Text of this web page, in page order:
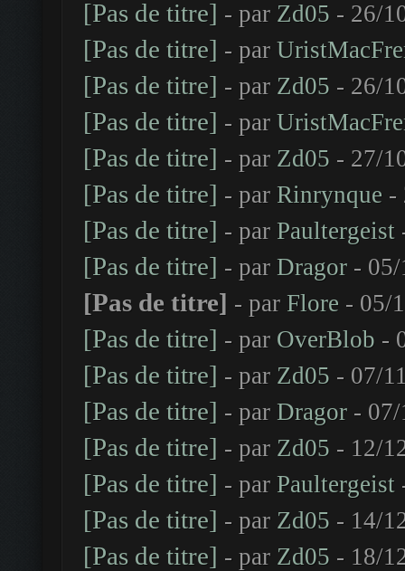
[Pas de titre] - par Zd05 - 26/
[Pas de titre] - par
[Pas de titre] - par Zd05 - 26/
[Pas de titre] - par
[Pas de titre] - par Zd05 - 27/
[Pas de titre] - par Rinrynque -
[Pas de titre] - par Paultergeist
[Pas de titre] - par Dragor -
[Pas de titre] - par Flore - 05/
[Pas de titre] - par OverBlob -
[Pas de titre] - par Zd05 - 07/
[Pas de titre] - par Dragor -
[Pas de titre] - par Zd05 - 12/
[Pas de titre] - par Paultergeist
[Pas de titre] - par Zd05 - 14/
[Pas de titre] - par Zd05 - 18/